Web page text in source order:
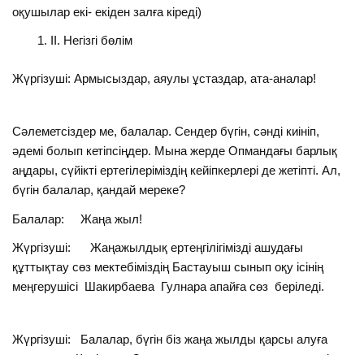
оқушылар екі- екіден залға кіреді)
II. Негізгі бөлім
Жүргізуші: Армысыздар, аяулы ұстаздар, ата-аналар!
Сәлеметсіздер ме, балалар. Сендер бүгін, сәнді киініп,
әдемі болып кетіпсіңдер. Мына жерде Опмандағы барлық
аңдары, сүйікті ертегілеріміздің кейіпкерлері де жетіпті. Ал,
бүгін балалар, қандай мереке?
Балалар: Жаңа жыл!
Жүргізуші: Жаңажылдық ертеңгілігімізді ашудағы
құттықтау сөз мектебіміздің Бастауыш сынып оқу ісінің
меңгерушісі Шакирбаева Гулнара апайға сөз беріледі.
Жүргізуші: Балалар, бүгін біз жаңа жылды қарсы алуға